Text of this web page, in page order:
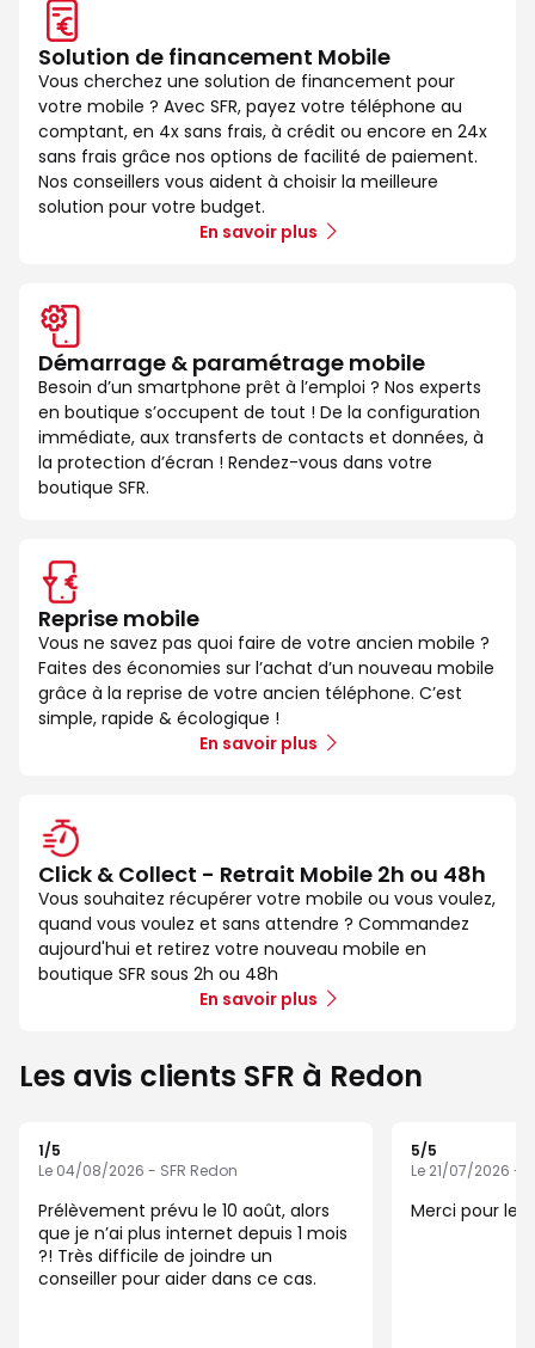
Solution de financement Mobile
Vous cherchez une solution de financement pour
votre mobile ? Avec SFR, payez votre téléphone au
comptant, en 4x sans frais, à crédit ou encore en 24x
sans frais grâce nos options de facilité de paiement.
Nos conseillers vous aident à choisir la meilleure
solution pour votre budget.
En savoir plus
Démarrage & paramétrage mobile
Besoin d’un smartphone prêt à l’emploi ? Nos experts
en boutique s’occupent de tout ! De la configuration
immédiate, aux transferts de contacts et données, à
la protection d’écran ! Rendez-vous dans votre
boutique SFR.
Reprise mobile
Vous ne savez pas quoi faire de votre ancien mobile ?
Faites des économies sur l’achat d’un nouveau mobile
grâce à la reprise de votre ancien téléphone. C’est
simple, rapide & écologique !
En savoir plus
Click & Collect - Retrait Mobile 2h ou 48h
Vous souhaitez récupérer votre mobile ou vous voulez,
quand vous voulez et sans attendre ? Commandez
aujourd'hui et retirez votre nouveau mobile en
boutique SFR sous 2h ou 48h
En savoir plus
Les avis clients SFR à Redon
1/5
Le 04/08/2026 - SFR Redon
Prélèvement prévu le 10 août, alors
que je n’ai plus internet depuis 1 mois
?! Très difficile de joindre un
conseiller pour aider dans ce cas.
5/5
Le 21/07/2026 -
Merci pour le